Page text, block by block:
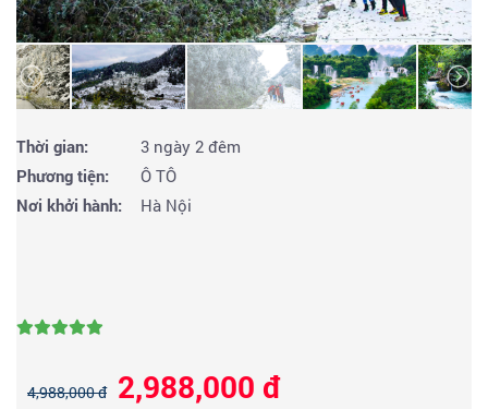
Thời gian:
3 ngày 2 đêm
Phương tiện:
Ô TÔ
Nơi khởi hành:
Hà Nội
4,988,000 đ 2,988,000 đ